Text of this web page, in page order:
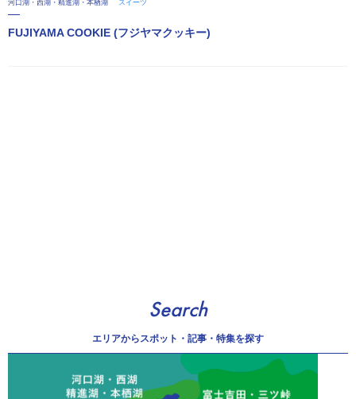
河口湖・西湖・精進湖・本栖湖 スイーツ
FUJIYAMA COOKIE (フジヤマクッキー)
Search
エリアからスポット・記事・特集を探す